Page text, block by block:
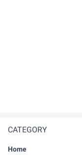
CATEGORY
Home